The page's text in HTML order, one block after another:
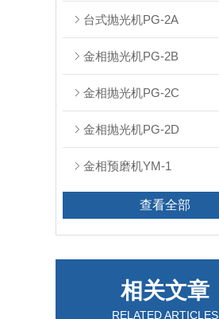
台式抛光机PG-2A
金相抛光机PG-2B
金相抛光机PG-2C
金相抛光机PG-2D
金相预磨机YM-1
查看全部
相关文章
RELATED ARTICLES